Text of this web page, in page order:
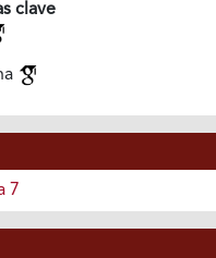
clave
7